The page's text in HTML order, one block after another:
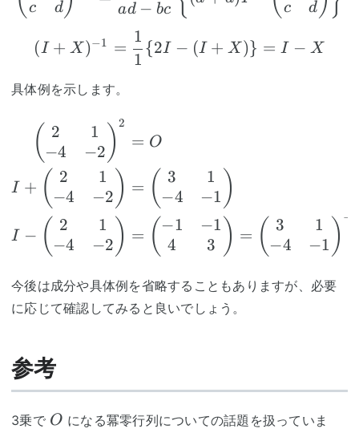
c d ad − bc c d
(I+X)^{-
(I + X )−1 =
1
1
{2I − (I + X )} = I − X
具体例を示します。
( 2
−4
1
−2 ) 2
I + ( 2
−4
1
−2 )
I − ( 2
−4
1
−2 )
= O
= ( 3
−4
1
−1 )
= ( −1
4
−1
3 ) = ( 3
−4
1
−1 ) −
今後は成分や具体例を省略することもありますが、必要
に応じて確認してみると良いでしょう。
参考
3乗で O
O になる冪零行列についての話題を扱っていま